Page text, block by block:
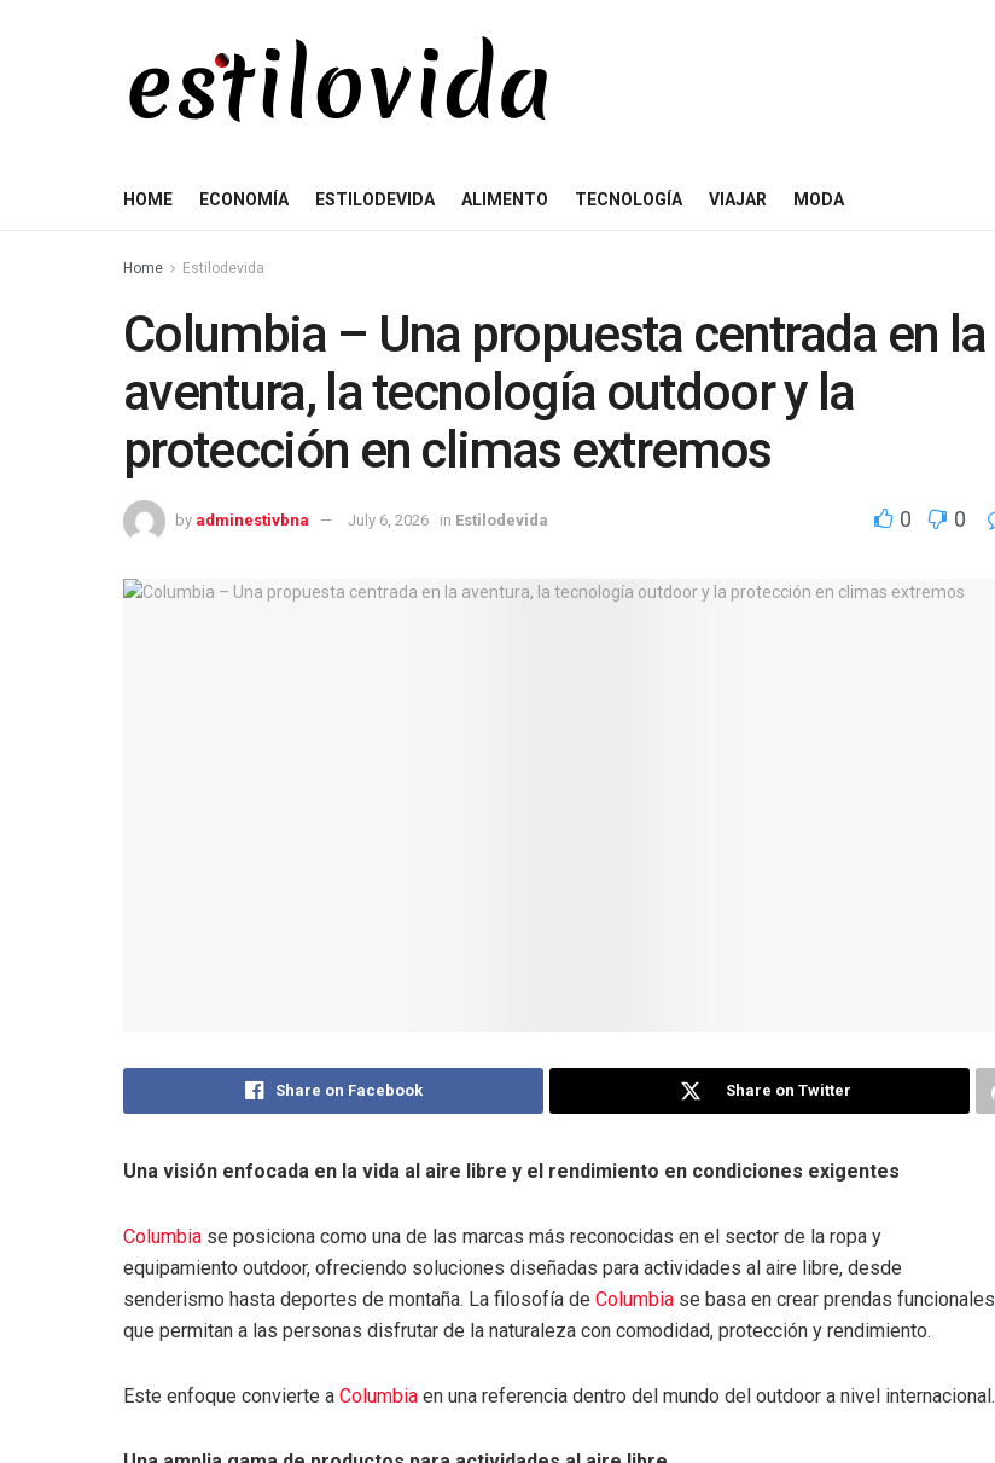
HOME ECONOMÍA ESTILODEVIDA ALIMENTO TECNOLOGÍA VIAJAR MODA
Home Estilodevida
Columbia – Una propuesta centrada en la
aventura, la tecnología outdoor y la
protección en climas extremos
by adminestivbna July 6, 2026 in Estilodevida 0 0
Share on Facebook Share on Twitter
Una visión enfocada en la vida al aire libre y el rendimiento en condiciones exigentes
Columbia se posiciona como una de las marcas más reconocidas en el sector de la ropa y
equipamiento outdoor, ofreciendo soluciones diseñadas para actividades al aire libre, desde
senderismo hasta deportes de montaña. La filosofía de Columbia se basa en crear prendas funcionales
que permitan a las personas disfrutar de la naturaleza con comodidad, protección y rendimiento.
Este enfoque convierte a Columbia en una referencia dentro del mundo del outdoor a nivel internacional.